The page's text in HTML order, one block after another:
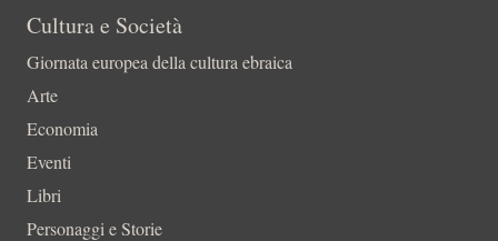
Cultura e Società
Giornata europea della cultura ebraica
Arte
Economia
Eventi
Libri
Personaggi e Storie